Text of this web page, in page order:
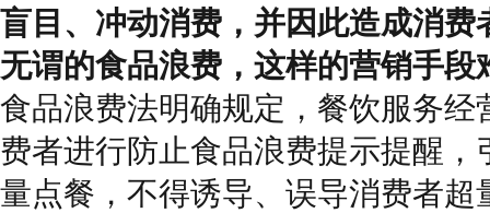
盲目、冲动消费，并因此造成消费
无谓的食品浪费，这样的营销手段
食品浪费法明确规定，餐饮服务经
费者进行防止食品浪费提示提醒，
量点餐，不得诱导、误导消费者超